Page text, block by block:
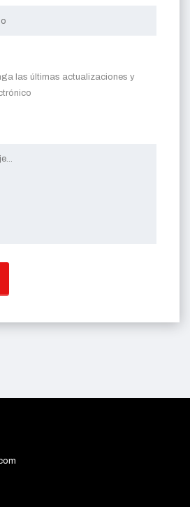
las últimas actualizaciones y